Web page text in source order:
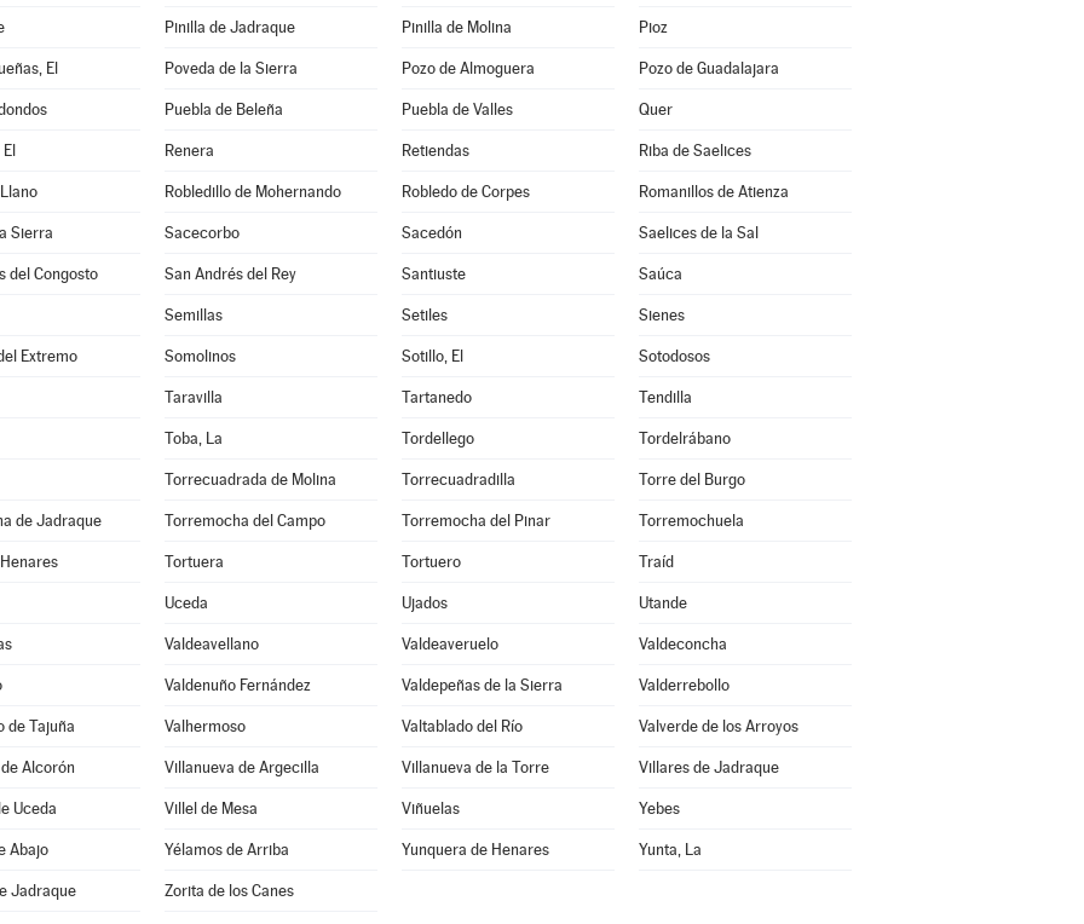
Pinilla de Jadraque Pinilla de Molina Pioz
El Poveda de la Sierra Pozo de Almoguera Pozo de Guadalajara
Puebla de Beleña Puebla de Valles Quer
Renera Retiendas Riba de Saelices
Robledillo de Mohernando Robledo de Corpes Romanillos de Atienza
Sierra Sacecorbo Sacedón Saelices de la Sal
del Congosto San Andrés del Rey Santiuste Saúca
Semillas Setiles Sienes
Extremo Somolinos Sotillo, El Sotodosos
Taravilla Tartanedo Tendilla
Toba, La Tordellego Tordelrábano
Torrecuadrada de Molina Torrecuadradilla Torre del Burgo
de Jadraque Torremocha del Campo Torremocha del Pinar Torremochuela
Tortuera Tortuero Traíd
Uceda Ujados Utande
Valdeavellano Valdeaveruelo Valdeconcha
Valdenuño Fernández Valdepeñas de la Sierra Valderrebollo
de Tajuña Valhermoso Valtablado del Río Valverde de los Arroyos
Alcorón Villanueva de Argecilla Villanueva de la Torre Villares de Jadraque
Uceda Villel de Mesa Viñuelas Yebes
Abajo Yélamos de Arriba Yunquera de Henares Yunta, La
Jadraque Zorita de los Canes